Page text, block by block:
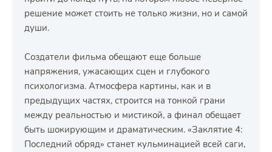
решение может стоить не только жизни, но и самой
души.
Создатели фильма обещают еще больше
напряжения, ужасающих сцен и глубокого
психологизма. Атмосфера картины, как и в
предыдущих частях, строится на тонкой грани
между реальностью и мистикой, а финал обещает
быть шокирующим и драматическим. «Заклятие 4:
Последний обряд» станет кульминацией всей саги,